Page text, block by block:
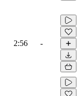
2:56 -